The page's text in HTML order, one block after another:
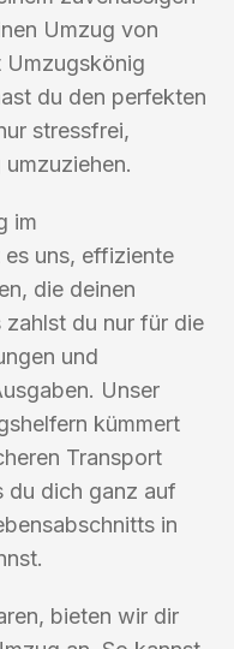
Umzug von
Umzugskönig
du den perfekten
stressfrei,
im
uns, effiziente
die deinen
zahlst du nur für die
und
Unser
kümmert
Transport
du dich ganz auf
in
bieten wir dir